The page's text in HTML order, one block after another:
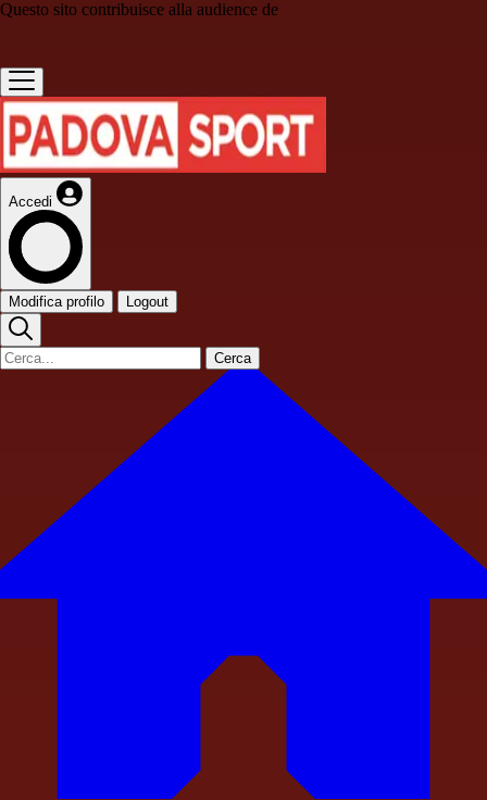
Questo sito contribuisce alla audience de
Accedi
Modifica profilo Logout
Cerca